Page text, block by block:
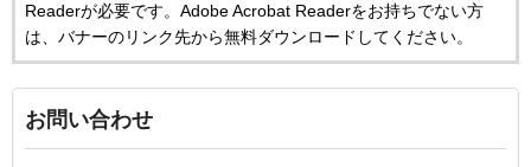
Readerが必要です。Adobe Acrobat Readerをお持ちでない方
は、バナーのリンク先から無料ダウンロードしてください。
お問い合わせ